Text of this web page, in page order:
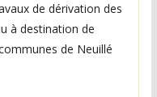
de dérivation des
à destination de
de Neuillé